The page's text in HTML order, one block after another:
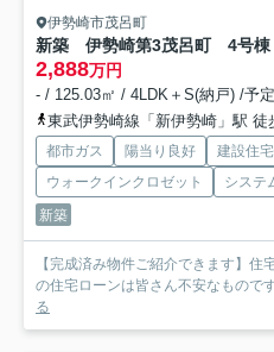
伊勢崎市茂呂町
2,888万円
- / 125.03㎡ / 4LDK＋S(納戸) /予定
東武伊勢崎線「新伊勢崎」駅 徒
都市ガス 陽当り良好 建設住
ウォークインクロゼット
システ
新築
【完成済み物件ご紹介できます】
の住宅ローンは皆さん不安なもので
る